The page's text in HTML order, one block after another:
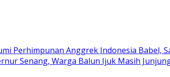
Perhimpunan Anggrek Indonesia Babel,
Senang, Warga Balun Ijuk Masih